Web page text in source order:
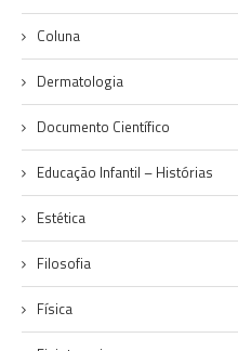
Coluna
Dermatologia
Documento Científico
Educação Infantil – Histórias
Estética
Filosofia
Física